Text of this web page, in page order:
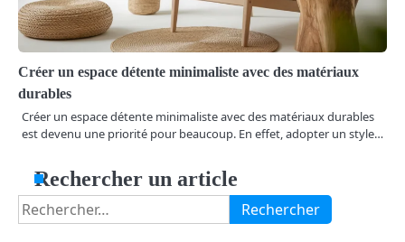
Créer un espace détente minimaliste avec des matériaux
durables
Créer un espace détente minimaliste avec des matériaux durables
est devenu une priorité pour beaucoup. En effet, adopter un style…
Rechercher un article
Rechercher :